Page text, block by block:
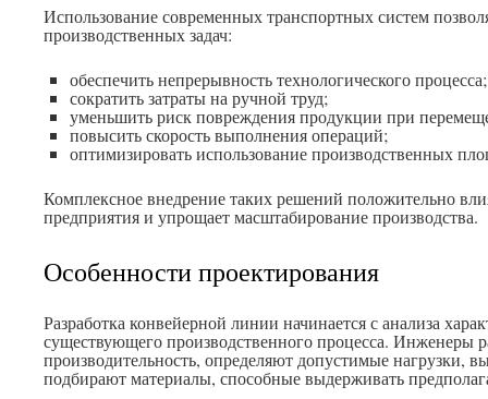
Использование современных транспортных систем
производственных задач:
обеспечить непрерывность технологического процесса;
сократить затраты на ручной труд;
уменьшить риск повреждения продукции при
повысить скорость выполнения операций;
оптимизировать использование производственных
Комплексное внедрение таких решений положительно
предприятия и упрощает масштабирование производства.
Особенности проектирования
Разработка конвейерной линии начинается с анализа
существующего производственного процесса. Инженеры
производительность, определяют допустимые нагрузки,
подбирают материалы, способные выдерживать